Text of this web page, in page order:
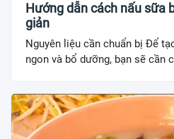
Hướng dẫn cách nấu sữa
giản
Nguyên liệu cần chuẩn bị Để
ngon và bổ dưỡng, bạn sẽ cần